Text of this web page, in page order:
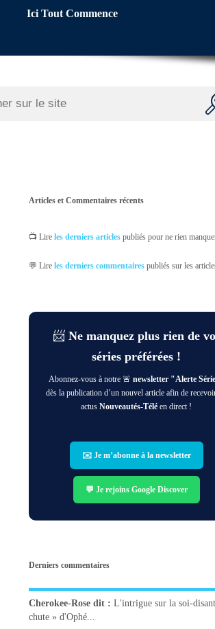
Ici Tout Commence
Articles et Commentaires récents
📺 Lireles derniers articles publiés pour ne rien
💬 Lireles derniers commentaires publiés sur les
📨 Ne manquez plus rien de
séries préférées !
Abonnez-vous à notre 🚨newsletter "Alerte
dès la publication d’un nouvel article afin de
actusNouveautés-Télé en direct !
✉️ Je m’abonne à la newsletter
💬 Je rejoins Google Discover
Derniers commentaires
Cherokee-Rose dit : L'intrigue sur la soi-
chute » d'Ophé...